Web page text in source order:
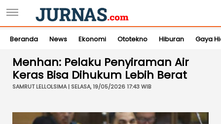
Beranda News Ekonomi Ototekno Hiburan Gaya
Menhan: Pelaku Penyiraman Air
Keras Bisa Dihukum Lebih Berat
SAMRUT LELLOLSIMA | SELASA, 19/05/2026 17:43 WIB